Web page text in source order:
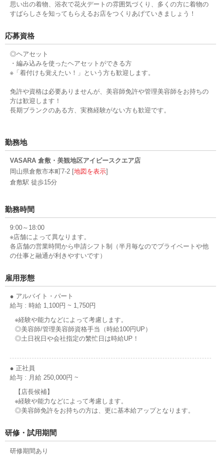
思い出の着物、浴衣で花火デートの雰囲気づくり、多くの方に着物の
すばらしさを知ってもらえるお店をつくりあげていきましょう！
応募資格
◎ヘアセット
・編み込みを使ったヘアセットができる方
※「着付けも覚えたい！」という方も歓迎します。
免許や資格は必要ありませんが、美容師免許や管理美容師をお持ちの
方は歓迎します！
長期ブランクのある方、実務経験がない方も歓迎です。
勤務地
VASARA 倉敷・美観地区アイビースクエア店
岡山県倉敷市本町7-2 [地図を表示]
倉敷駅 徒歩15分
勤務時間
9:00～18:00
※店舗によって異なります。
各店舗の営業時間から申請シフト制（半月毎なのでプライベートや他
の仕事と融通が利きやすいです）
雇用形態
● アルバイト・パート
給与 : 時給 1,100円 ~ 1,750円
※経験や能力などによって考慮します。
◎美容師/管理美容師資格手当（時給100円UP）
◎土日祝日や会社指定の繁忙日は時給UP！
● 正社員
給与 : 月給 250,000円 ~
【店長候補】
※経験や能力などによって考慮します。
◎美容師免許をお持ちの方は、更に基本給アップとなります。
研修・試用期間
研修期間あり